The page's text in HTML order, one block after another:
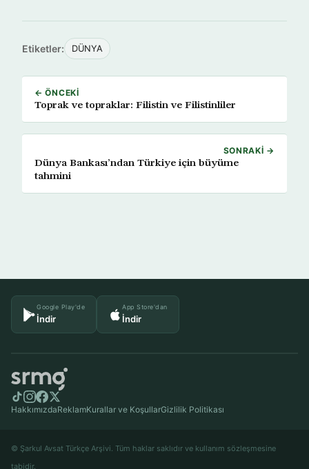
Etiketler: DÜNYA
← ÖNCEKI
Toprak ve topraklar: Filistin ve Filistinliler
SONRAKI →
Dünya Bankası’ndan Türkiye için büyüme
tahmini
Google Play'de
İndir
App Store'dan
İndir
HakkımızdaReklamKurallar ve KoşullarGizlilik Politikası
© Şarkul Avsat Türkçe Arşivi. Tüm haklar saklıdır ve kullanım sözleşmesine
tabidir.